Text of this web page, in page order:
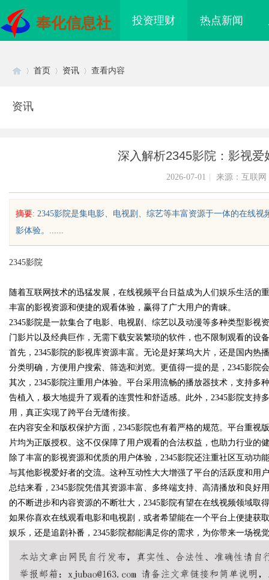
奉化信息社 投资理财 热点新闻
uz
!
首页 资讯 查看内容
资讯
深入解析2345影院：影视
2026-07-01 来源：互联网
摘要: 2345影院是集电影、电视剧、综艺等丰富资源于一体的在线
影体验。......
2345影院
随着互联网技术的迅猛发展，在线视频平台日益成为人们娱乐生活的
丰富的影视资源和便捷的观看体验，赢得了广大用户的青睐。
2345影院是一款集合了电影、电视剧、综艺以及动漫等多种类型影视
门影片以及经典巨作，无需下载安装繁琐的软件，也不限制观看的设
首先，2345影院的影视库资源丰富。无论是好莱坞大片，还是国内
分类明确，方便用户搜索、筛选和浏览。更值得一提的是，2345影
其次，2345影院注重用户体验。平台采用流畅的播放器技术，支持
告植入，极大地提升了观看的连贯性和舒适感。此外，2345影院支持
用，真正实现了跨平台无缝衔接。
在内容安全和版权保护方面，2345影院也有着严格的规范。平台重
片均为正版授权。这不仅保障了用户观看的合法权益，也助力行业的
除了丰富的影视资源和优质的用户体验，2345影院还注重社区互动
与其他影视爱好者的交流。这种互动性大大增强了平台的活跃度和用
总结来看，2345影院凭借其资源丰富、多终端支持、高清播放和良
的不断进步和内容资源的不断壮大，2345影院有望在在线视频领域取
如果你喜欢在线观看电影和电视剧，或者希望能在一个平台上便捷获
娱乐，还是追剧补番，2345影院都能满足你的需求，为你带来一场视
消防培训学校：持
防控制室核心岗位！